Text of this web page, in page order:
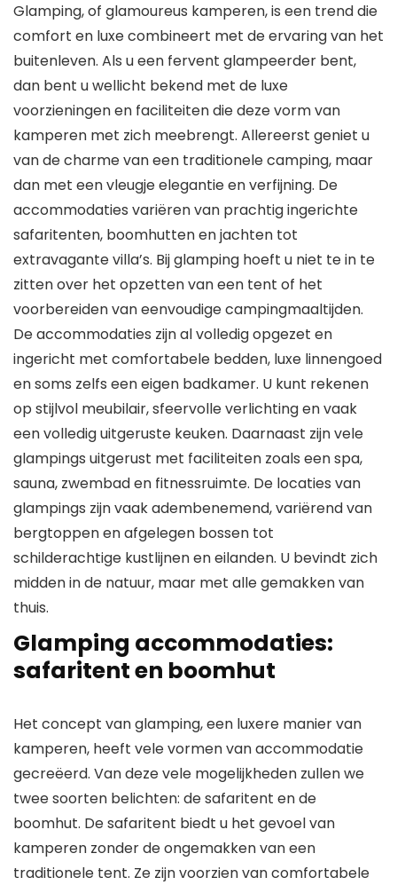
Glamping, of glamoureus kamperen, is een trend die
comfort en luxe combineert met de ervaring van het
buitenleven. Als u een fervent glampeerder bent,
dan bent u wellicht bekend met de luxe
voorzieningen en faciliteiten die deze vorm van
kamperen met zich meebrengt. Allereerst geniet u
van de charme van een traditionele camping, maar
dan met een vleugje elegantie en verfijning. De
accommodaties variëren van prachtig ingerichte
safaritenten, boomhutten en jachten tot
extravagante villa’s. Bij glamping hoeft u niet te in te
zitten over het opzetten van een tent of het
voorbereiden van eenvoudige campingmaaltijden.
De accommodaties zijn al volledig opgezet en
ingericht met comfortabele bedden, luxe linnengoed
en soms zelfs een eigen badkamer. U kunt rekenen
op stijlvol meubilair, sfeervolle verlichting en vaak
een volledig uitgeruste keuken. Daarnaast zijn vele
glampings uitgerust met faciliteiten zoals een spa,
sauna, zwembad en fitnessruimte. De locaties van
glampings zijn vaak adembenemend, variërend van
bergtoppen en afgelegen bossen tot
schilderachtige kustlijnen en eilanden. U bevindt zich
midden in de natuur, maar met alle gemakken van
thuis.
Glamping accommodaties:
safaritent en boomhut
Het concept van glamping, een luxere manier van
kamperen, heeft vele vormen van accommodatie
gecreëerd. Van deze vele mogelijkheden zullen we
twee soorten belichten: de safaritent en de
boomhut. De safaritent biedt u het gevoel van
kamperen zonder de ongemakken van een
traditionele tent. Ze zijn voorzien van comfortabele